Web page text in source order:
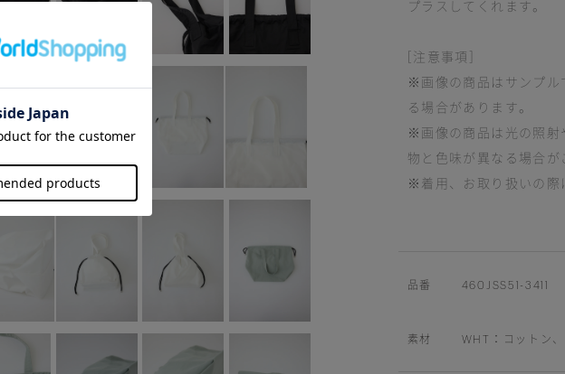
プラスしてくれます。
[注意事項]
※画像の商品はサンプル
る場合があります。
※画像の商品は光の照射
物と色味が異なる場合が
※着用、お取り扱いの際
品番 460JSS51-3411
素材 WHT：コットン